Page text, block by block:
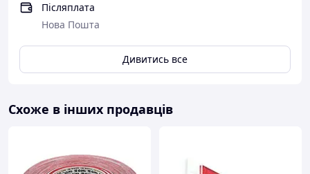
Післяплата
Нова Пошта
Дивитись все
Схоже в інших продавців